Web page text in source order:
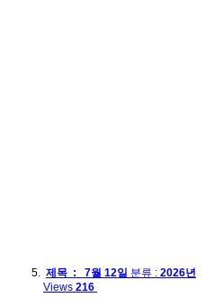
제목 : 7월 12일 분류 : 2026년
Views 216